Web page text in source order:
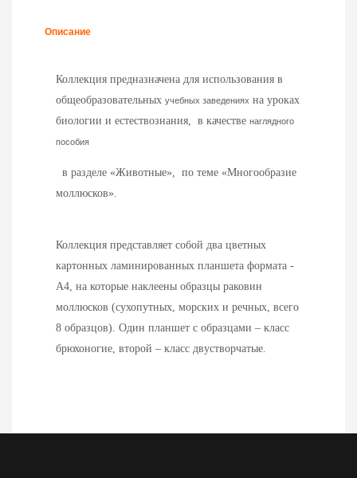
Описание
Коллекция предназначена для использования в
общеобразовательных учебных заведениях на уроках
биологии и естествознания, в качестве наглядного
пособия
в разделе «Животные», по теме «Многообразие
моллюсков».
Коллекция представляет собой два цветных
картонных ламинированных планшета формата -
А4, на которые наклеены образцы раковин
моллюсков (сухопутных, морских и речных, всего
8 образцов). Один планшет с образцами – класс
брюхоногие, второй – класс двустворчатые.